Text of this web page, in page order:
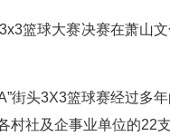
篮球大赛决赛在萧山
街头3X3篮球赛经过多
村社及企事业单位的22